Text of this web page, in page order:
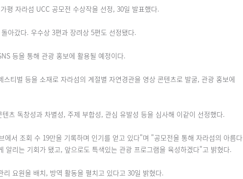
평 자라섬 UCC 공모전 수상작을 선정, 30일 발표했다.
아갔다. 우수상 3편과 장려상 5편도 선정됐다.
등을 통해 관광 홍보에 활용될 예정이다.
스티벌 등을 소재로 자라섬의 계절별 자연경관을 영상 콘텐츠로 발굴, 관광 홍보에
츠 독창성과 차별성, 주제 부합성, 관심 유발성 등을 심사해 이같이 선정했다.
에서 조회 수 19만을 기록하며 인기를 얻고 있다"며 "공모전을 통해 자라섬의 아름다
알리는 기회가 됐고, 앞으로도 특색있는 관광 프로그램을 육성하겠다"고 밝혔다.
리 요원을 배치, 방역 활동을 펼치고 있다고 30일 밝혔다.